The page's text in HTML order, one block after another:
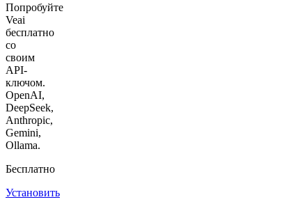
Попробуйте
Veai
бесплатно
со
своим
API-
ключом.
OpenAI,
DeepSeek,
Anthropic,
Gemini,
Ollama.
Бесплатно
Установить